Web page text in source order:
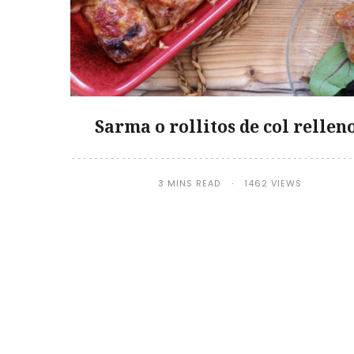
Sarma o rollitos de col
3 MINS READ 1462 VIEWS